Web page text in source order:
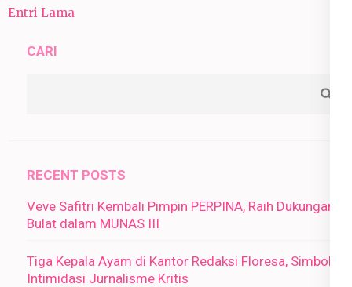
Entri Lama
CARI
RECENT POSTS
Veve Safitri Kembali Pimpin PERPINA, Raih Dukungan
Bulat dalam MUNAS III
Tiga Kepala Ayam di Kantor Redaksi Floresa, Simbol
Intimidasi Jurnalisme Kritis